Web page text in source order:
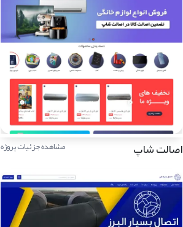
اصالت شاپ مشاهده جزئیات پروژه